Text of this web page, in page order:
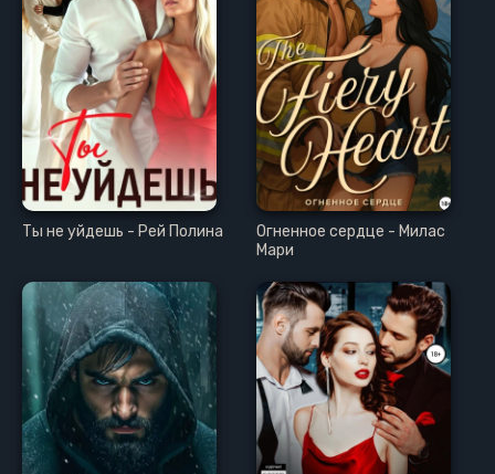
Ты не уйдешь - Рей Полина
Огненное сердце - Милас
Мари